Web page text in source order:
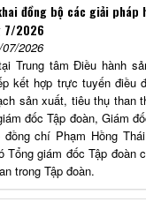
đồng bộ các giải pháp
7/2026
2026
Trung tâm Điều hành
kết hợp trực tuyến điều
sản xuất, tiêu thụ than
đốc Tập đoàn, Giám
chí Phạm Hồng
Tổng giám đốc Tập
trong Tập đoàn.